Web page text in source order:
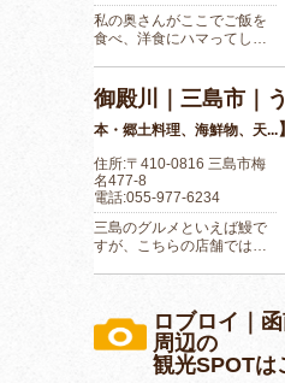
私の奥さんがここでご飯を
食べ、洋食にハマってし…
御殿川｜三島市｜
本・郷土料理、海鮮物、天...】
住所:〒410-0816 三島市梅
名477-8
電話:055-977-6234
三島のグルメといえば鰻で
すが、こちらの店舗では…
ロブロイ｜
周辺の
観光SPOTは